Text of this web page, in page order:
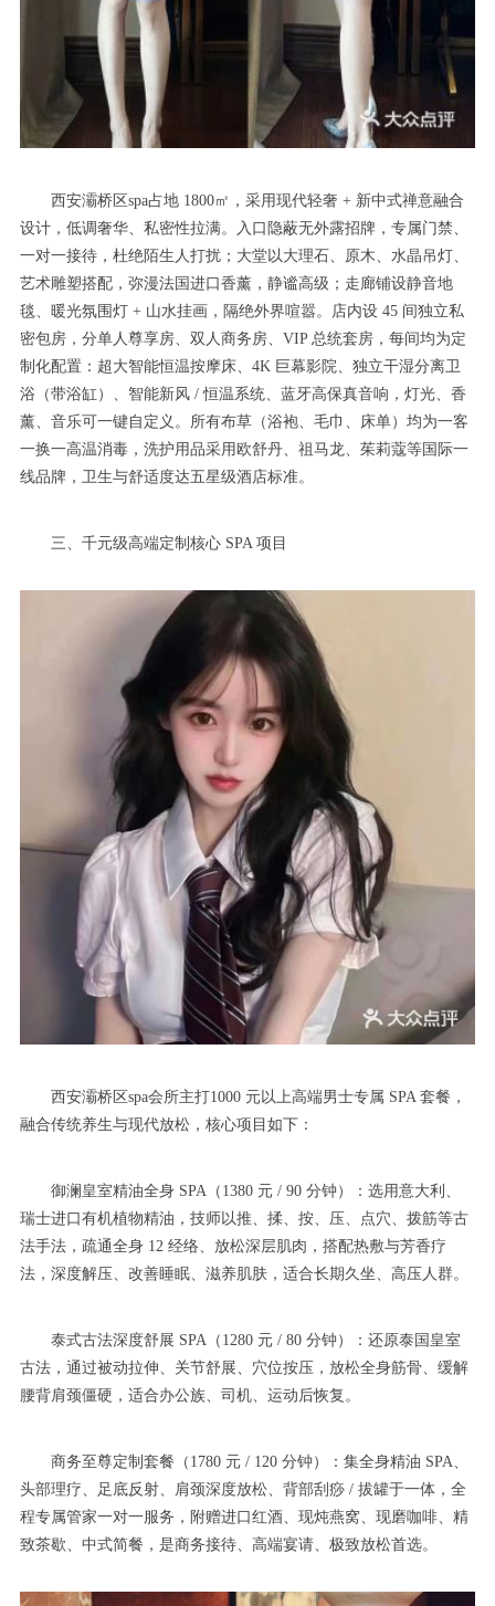
西安灞桥区spa占地 1800㎡，采用现代轻奢 + 新中式禅意融合
设计，低调奢华、私密性拉满。入口隐蔽无外露招牌，专属门禁、
一对一接待，杜绝陌生人打扰；大堂以大理石、原木、水晶吊灯、
艺术雕塑搭配，弥漫法国进口香薰，静谧高级；走廊铺设静音地
毯、暖光氛围灯 + 山水挂画，隔绝外界喧嚣。店内设 45 间独立私
密包房，分单人尊享房、双人商务房、VIP 总统套房，每间均为定
制化配置：超大智能恒温按摩床、4K 巨幕影院、独立干湿分离卫
浴（带浴缸）、智能新风 / 恒温系统、蓝牙高保真音响，灯光、香
薰、音乐可一键自定义。所有布草（浴袍、毛巾、床单）均为一客
一换一高温消毒，洗护用品采用欧舒丹、祖马龙、茱莉蔻等国际一
线品牌，卫生与舒适度达五星级酒店标准。
三、千元级高端定制核心 SPA 项目
西安灞桥区spa会所主打1000 元以上高端男士专属 SPA 套餐，
融合传统养生与现代放松，核心项目如下：
御澜皇室精油全身 SPA（1380 元 / 90 分钟）：选用意大利、
瑞士进口有机植物精油，技师以推、揉、按、压、点穴、拨筋等古
法手法，疏通全身 12 经络、放松深层肌肉，搭配热敷与芳香疗
法，深度解压、改善睡眠、滋养肌肤，适合长期久坐、高压人群。
泰式古法深度舒展 SPA（1280 元 / 80 分钟）：还原泰国皇室
古法，通过被动拉伸、关节舒展、穴位按压，放松全身筋骨、缓解
腰背肩颈僵硬，适合办公族、司机、运动后恢复。
商务至尊定制套餐（1780 元 / 120 分钟）：集全身精油 SPA、
头部理疗、足底反射、肩颈深度放松、背部刮痧 / 拔罐于一体，全
程专属管家一对一服务，附赠进口红酒、现炖燕窝、现磨咖啡、精
致茶歇、中式简餐，是商务接待、高端宴请、极致放松首选。